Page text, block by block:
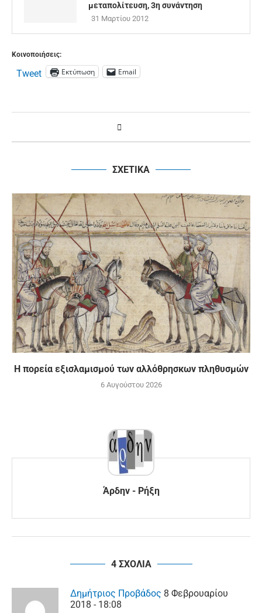
μεταπολίτευση, 3η συνάντηση
31 Μαρτίου 2012
Κοινοποιήσεις:
Tweet Εκτύπωση Email
ΣΧΕΤΙΚΑ
Η πορεία εξισλαμισμού των αλλόθρησκων πληθυσμών
6 Αυγούστου 2026
Άρδην - Ρήξη
4 ΣΧΟΛΙΑ
Δημήτριος Προβάδος 8 Φεβρουαρίου
2018 - 18:08